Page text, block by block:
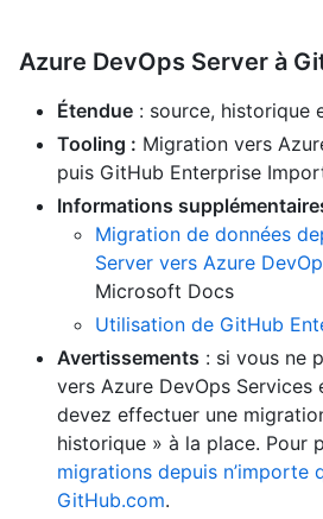
Azure DevOps Server à
Étendue : source, historique
Tooling : Migration vers
puis GitHub Enterprise
Informations
Migration de données
Server vers Azure
Microsoft Docs
Utilisation de GitHub
Avertissements : si vous ne
vers Azure DevOps Services
devez effectuer une
historique » à la place. Pour
migrations depuis n’importe
GitHub.com.